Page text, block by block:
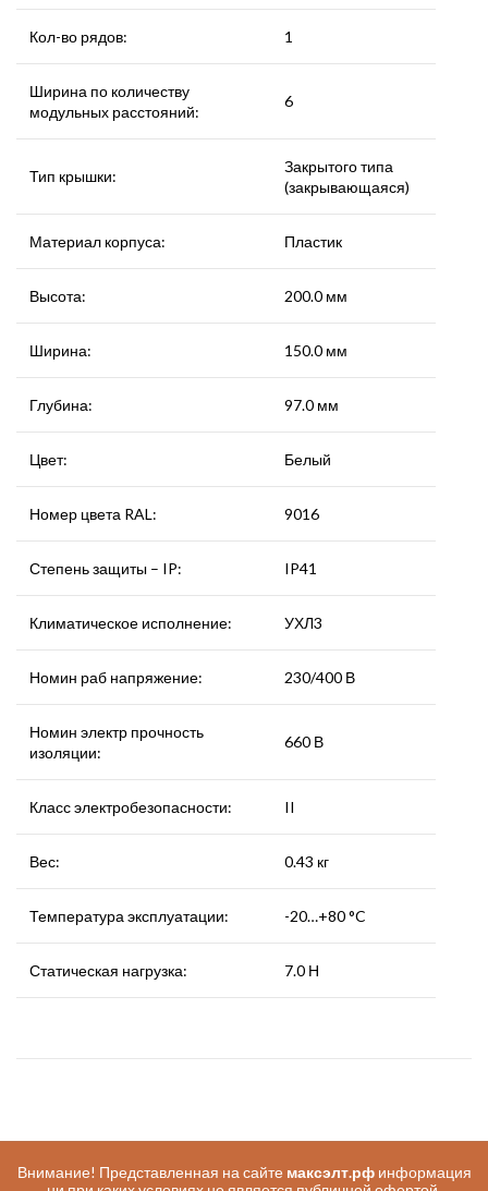
Кол-во рядов: 1
Ширина по количеству
модульных расстояний:
6
Тип крышки:
Закрытого типа
(закрывающаяся)
Материал корпуса: Пластик
Высота: 200.0 мм
Ширина: 150.0 мм
Глубина: 97.0 мм
Цвет: Белый
Номер цвета RAL: 9016
Степень защиты – IP: IP41
Климатическое исполнение: УХЛ3
Номин раб напряжение: 230/400 В
Номин электр прочность
изоляции:
660 В
Класс электробезопасности: II
Вес: 0.43 кг
Температура эксплуатации: -20…+80 °C
Статическая нагрузка: 7.0 Н
Внимание! Представленная на сайте максэлт.рфинформация